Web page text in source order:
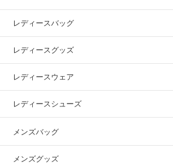
レディースバッグ
レディースグッズ
レディースウェア
レディースシューズ
メンズバッグ
メンズグッズ